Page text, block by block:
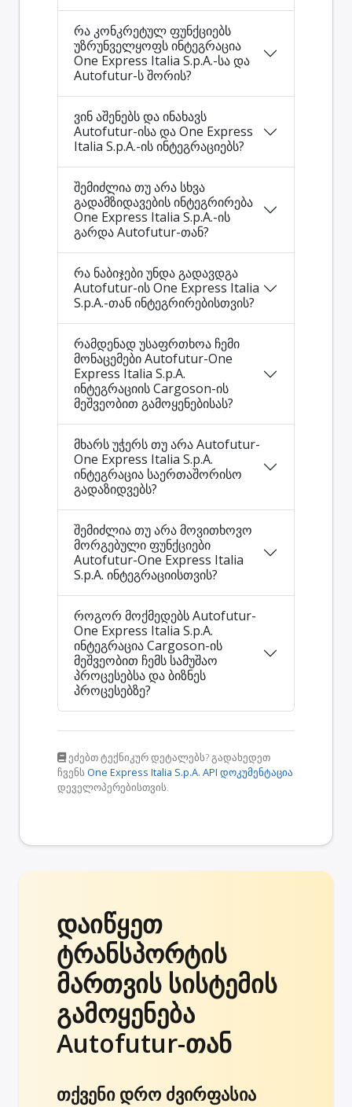
რა კონკრეტულ ფუნქციებს
უზრუნველყოფს ინტეგრაცია
One Express Italia S.p.A.-სა და
Autofutur-ს შორის?
ვინ აშენებს და ინახავს
Autofutur-ისა და One Express
Italia S.p.A.-ის ინტეგრაციებს?
შემიძლია თუ არა სხვა
გადამზიდავების ინტეგრირება
One Express Italia S.p.A.-ის
გარდა Autofutur-თან?
რა ნაბიჯები უნდა გადავდგა
Autofutur-ის One Express Italia
S.p.A.-თან ინტეგრირებისთვის?
რამდენად უსაფრთხოა ჩემი
მონაცემები Autofutur-One
Express Italia S.p.A.
ინტეგრაციის Cargoson-ის
მეშვეობით გამოყენებისას?
მხარს უჭერს თუ არა Autofutur-
One Express Italia S.p.A.
ინტეგრაცია საერთაშორისო
გადაზიდვებს?
შემიძლია თუ არა მოვითხოვო
მორგებული ფუნქციები
Autofutur-One Express Italia
S.p.A. ინტეგრაციისთვის?
როგორ მოქმედებს Autofutur-
One Express Italia S.p.A.
ინტეგრაცია Cargoson-ის
მეშვეობით ჩემს სამუშაო
პროცესებსა და ბიზნეს
პროცესებზე?
ეძებთ ტექნიკურ დეტალებს? გადახედეთ
ჩვენს One Express Italia S.p.A. API დოკუმენტაცია
დეველოპერებისთვის.
დაიწყეთ
ტრანსპორტის
მართვის სისტემის
გამოყენება
Autofutur-თან
თქვენი დრო ძვირფასია